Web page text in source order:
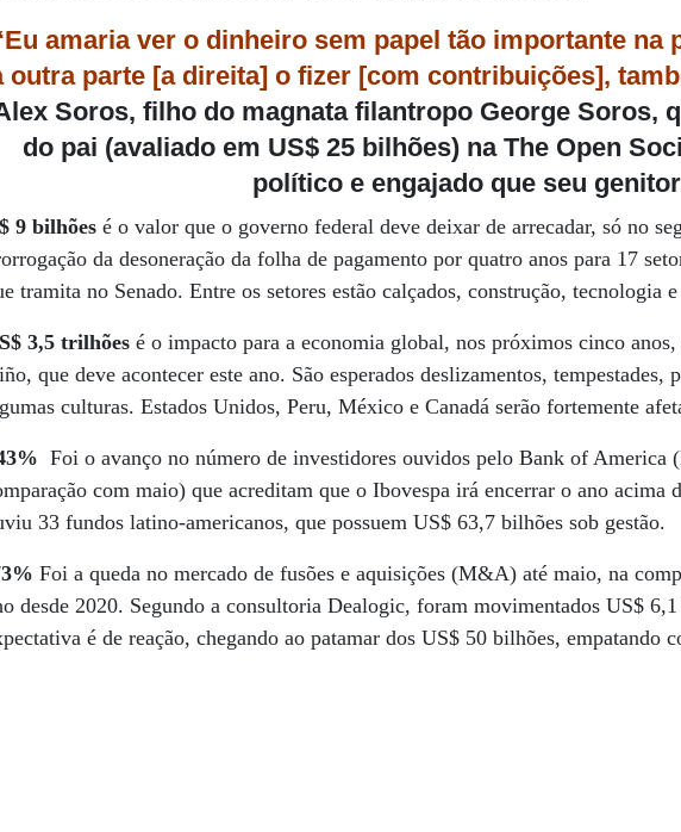
amaria ver o dinheiro sem papel tão importante na
outra parte [a direita] o fizer [com contribuições],
Soros, filho do magnata filantropo George Soros,
do pai (avaliado em US$ 25 bilhões) na The Open
político e engajado que seu
9 bilhões é o valor que o governo federal deve deixar de arrecadar, só no
da desoneração da folha de pagamento por quatro anos para 17
tramita no Senado. Entre os setores estão calçados, construção, tecnologia
3,5 trilhões é o impacto para a economia global, nos próximos cinco
que deve acontecer este ano. São esperados deslizamentos, tempestades,
culturas. Estados Unidos, Peru, México e Canadá serão fortemente
Foi o avanço no número de investidores ouvidos pelo Bank of America
com maio) que acreditam que o Ibovespa irá encerrar o ano acima
33 fundos latino-americanos, que possuem US$ 63,7 bilhões sob gestão.
Foi a queda no mercado de fusões e aquisições (M&A) até maio, na
desde 2020. Segundo a consultoria Dealogic, foram movimentados US$
é de reação, chegando ao patamar dos US$ 50 bilhões, empatando